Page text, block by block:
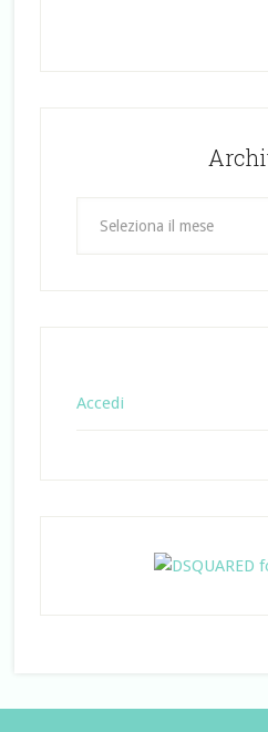
Accedi